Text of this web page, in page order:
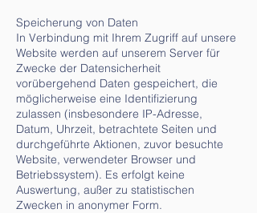
Speicherung von Daten
In Verbindung mit Ihrem Zugriff auf unsere
Website werden auf unserem Server für
Zwecke der Datensicherheit
vorübergehend Daten gespeichert, die
möglicherweise eine Identifizierung
zulassen (insbesondere IP-Adresse,
Datum, Uhrzeit, betrachtete Seiten und
durchgeführte Aktionen, zuvor besuchte
Website, verwendeter Browser und
Betriebssystem). Es erfolgt keine
Auswertung, außer zu statistischen
Zwecken in anonymer Form.